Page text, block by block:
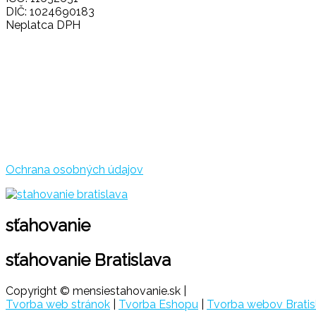
DIČ: 1024690183
Neplatca DPH
Ochrana osobných údajov
sťahovanie
sťahovanie Bratislava
Copyright © mensiestahovanie.sk |
Tvorba web stránok
Tvorba Eshopu Tvorba webov